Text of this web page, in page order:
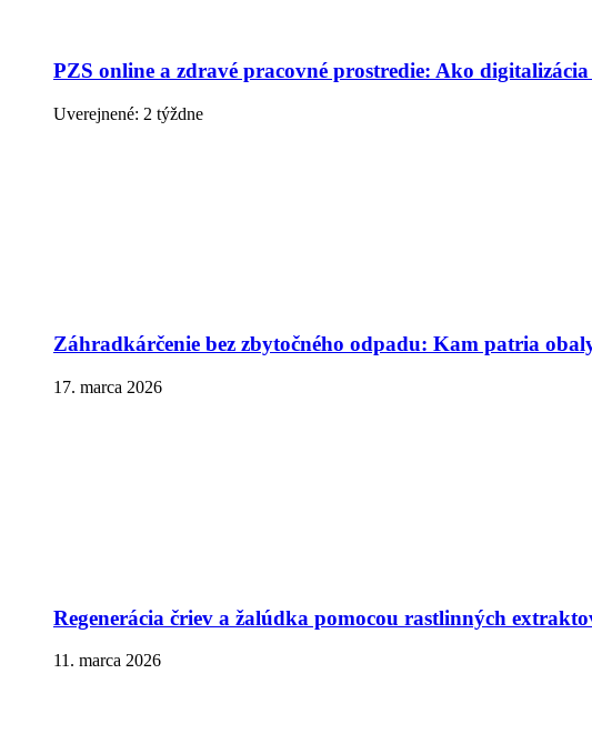
PZS online a zdravé pracovné prostredie: Ako
Uverejnené: 2 týždne
Záhradkárčenie bez zbytočného odpadu: Kam patria
17. marca 2026
Regenerácia čriev a žalúdka pomocou rastlinných
11. marca 2026